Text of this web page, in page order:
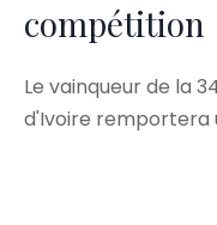
compétition
Le vainqueur de la
d'Ivoire remportera